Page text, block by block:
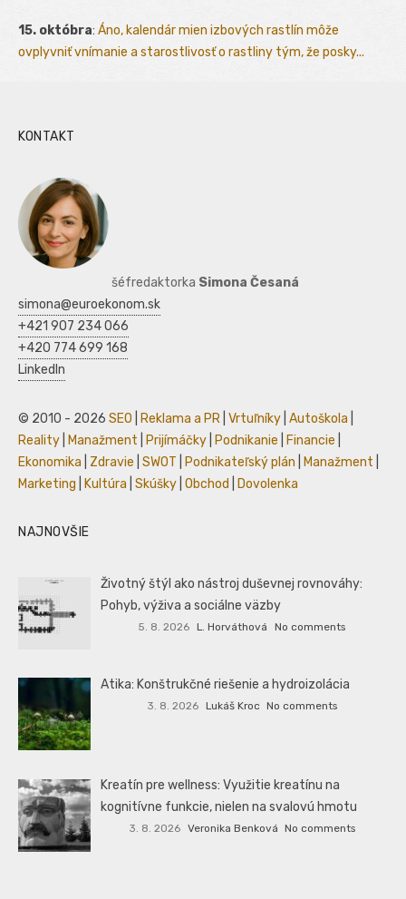
15. októbra: Áno, kalendár mien izbových rastlín môže
ovplyvniť vnímanie a starostlivosť o rastliny tým, že posky...
KONTAKT
šéfredaktorka Simona Česaná
simona@euroekonom.sk
+421 907 234 066
+420 774 699 168
LinkedIn
© 2010 - 2026 SEO Reklama a PR Vrtuľníky Autoškola
Reality
Manažment Prijímáčky Podnikanie Financie
Ekonomika
Zdravie SWOT Podnikateľský plán Manažment
Marketing
Kultúra Skúšky Obchod Dovolenka
NAJNOVŠIE
Životný štýl ako nástroj duševnej rovnováhy:
Pohyb, výživa a sociálne väzby
5. 8. 2026 L. Horváthová No comments
Atika: Konštrukčné riešenie a hydroizolácia
3. 8. 2026 Lukáš Kroc No comments
Kreatín pre wellness: Využitie kreatínu na
kognitívne funkcie, nielen na svalovú hmotu
3. 8. 2026 Veronika Benková No comments